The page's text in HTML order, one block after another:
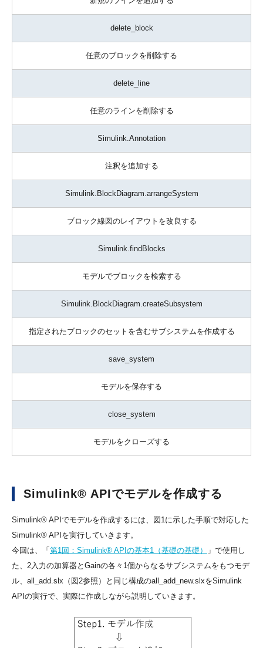
delete_block
任意のブロックを削除する
delete_line
任意のラインを削除する
Simulink.Annotation
注釈を追加する
Simulink.BlockDiagram.arrangeSystem
ブロック線図のレイアウトを改良する
Simulink.findBlocks
モデルでブロックを検索する
Simulink.BlockDiagram.createSubsystem
指定されたブロックのセットを含むサブシステムを作成する
save_system
モデルを保存する
close_system
モデルをクローズする
Simulink® APIでモデルを作成する
Simulink® APIでモデルを作成するには、図1に示した手順で対応した
Simulink® APIを実行していきます。
今回は、「 第1回：Simulink® APIの基本1（基礎の基礎）
」で使用し
た、2入力の加算器とGainの各々1個からなるサブシステムをもつモデ
ル、all_add.slx（図2参照）と同じ構成のall_add_new.slxをSimulink
APIの実行で、実際に作成しながら説明していきます。